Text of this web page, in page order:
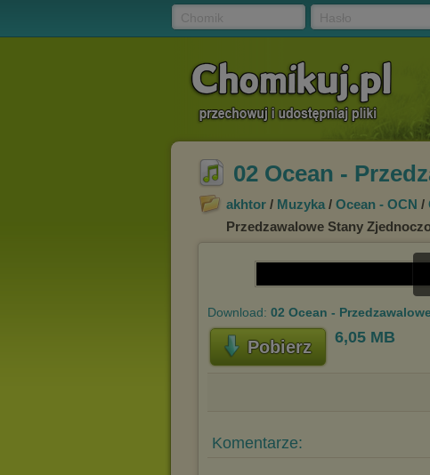
02 Ocean -
akhtor / Muzyka / Ocean - OCN /
Przedzawalowe Stany
Download: 02 Ocean -
Pobierz 6,05 MB
Komentarze: